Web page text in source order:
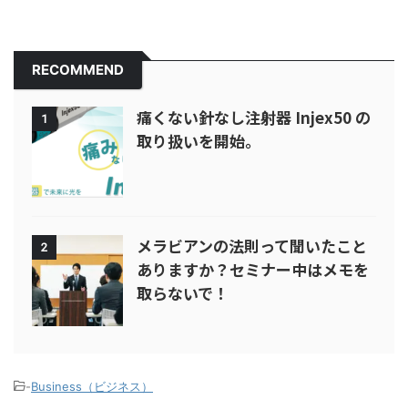
RECOMMEND
1
痛くない針なし注射器 Injex50 の
取り扱いを開始。
2
メラビアンの法則って聞いたこと
ありますか？セミナー中はメモを
取らないで！
-Business（ビジネス）